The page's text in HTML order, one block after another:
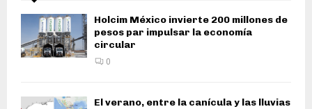
Holcim México invierte 200 millones de
pesos par impulsar la economía
circular
0
El verano, entre la canícula y las lluvias